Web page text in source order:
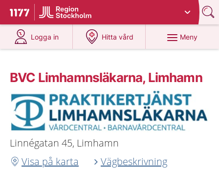
Till startsidan för 1177
Du har valt region
Logga in
på 1177.se
Hitta vård
på 1177.se
Meny
BVC Limhamnsläkarna, Limhamn
Linnégatan 45, Limhamn
Visa på karta
Vägbeskrivning